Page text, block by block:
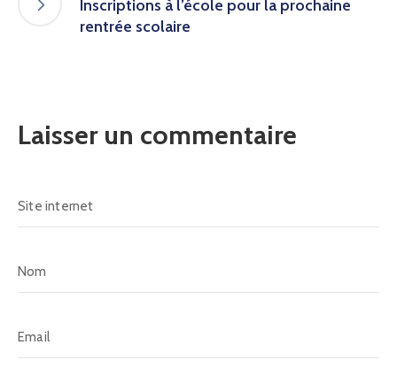
Inscriptions à l’école pour la prochaine
rentrée scolaire
Laisser un commentaire